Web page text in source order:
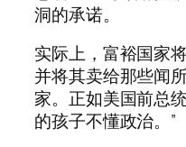
洞的承诺。
实际上，富裕国家
并将其卖给那些闻
家。正如美国前总
的孩子不懂政治。”